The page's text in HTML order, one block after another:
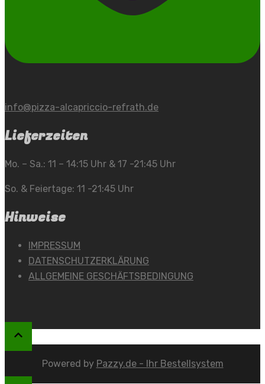
info@pizza-alcapriccio-refrath.de
Lieferzeiten
Mo. – Sa.: 11 – 14:15 Uhr & 17 -21:45 Uhr
So. & Feiertage: 11 -21:45 Uhr
Hinweise
IMPRESSUM
DATENSCHUTZERKLÄRUNG
ALLGEMEINE GESCHÄFTSBEDINGUNG
Powered by Pazzy.de - Ihr Bestellsystem